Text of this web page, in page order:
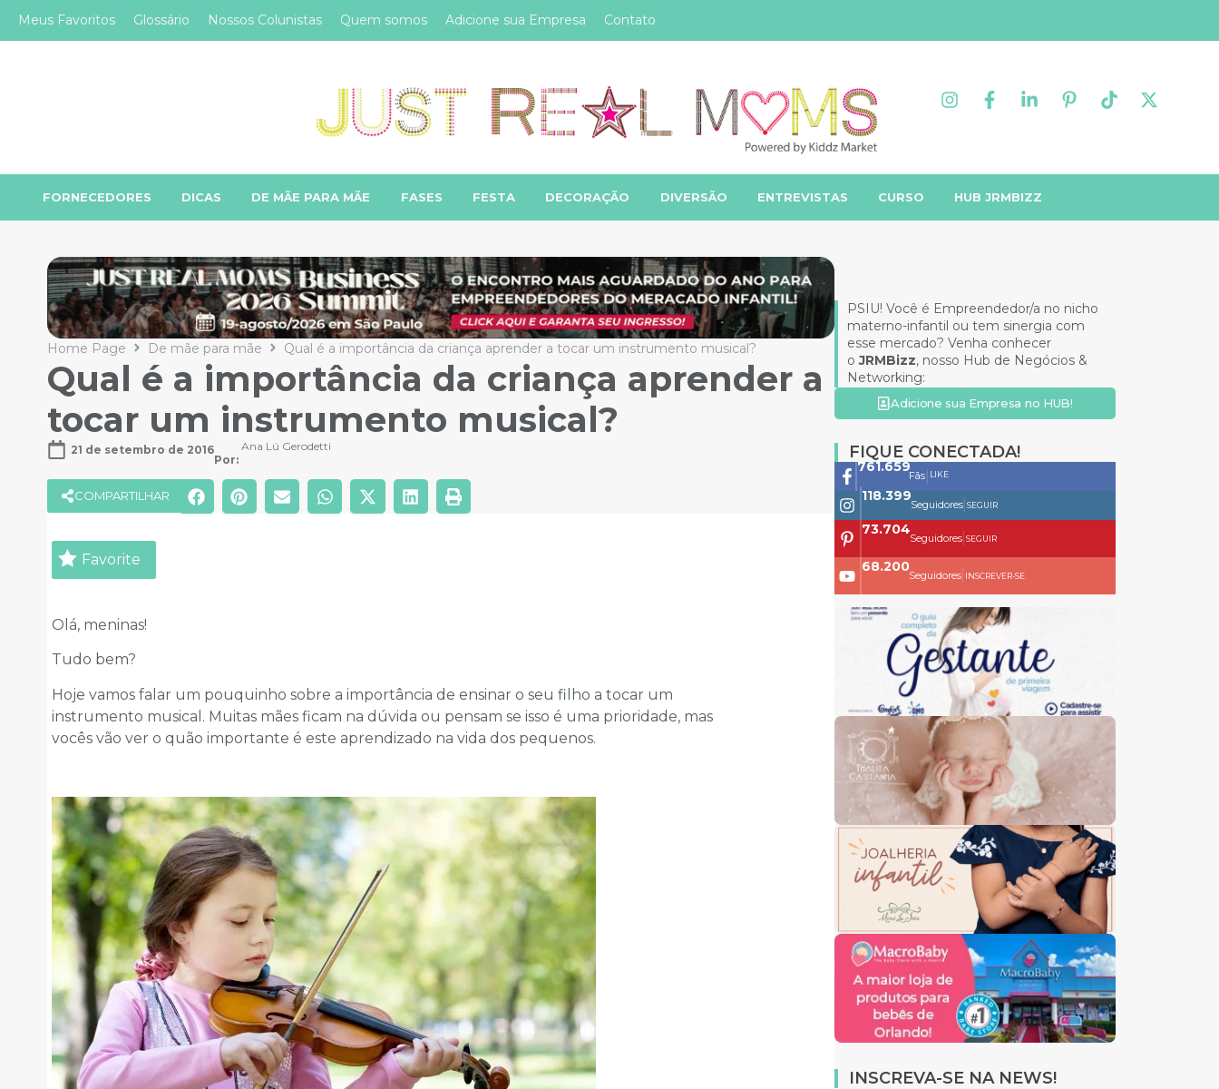
Meus Favoritos Glossário Nossos Colunistas Quem somos Adicione sua Empresa Contato
FORNECEDORES DICAS DE MÃE PARA MÃE FASES FESTA DECORAÇÃO DIVERSÃO ENTREVISTAS CURSO HUB JRMBIZZ
Home Page De mãe para mãe Qual é a importância da criança aprender a tocar um instrumento musical?
Qual é a importância da criança aprender a
tocar um instrumento musical?
21 de setembro de 2016
Por:
Ana Lú Gerodetti
COMPARTILHAR
Favorite
Olá, meninas!
Tudo bem?
Hoje vamos falar um pouquinho sobre a importância de ensinar o seu filho a tocar um
instrumento musical. Muitas mães ficam na dúvida ou pensam se isso é uma prioridade, mas
vocês vão ver o quão importante é este aprendizado na vida dos pequenos.
PSIU! Você é Empreendedor/a no nicho
materno-infantil ou tem sinergia com
esse mercado? Venha conhecer
oJRMBizz, nosso Hub de Negócios &
Networking:
Adicione sua Empresa no HUB!
FIQUE CONECTADA!
761.659
Fãs LIKE
118.399
Seguidores| SEGUIR
73.704
Seguidores| SEGUIR
68.200
Seguidores| INSCREVER-SE
INSCREVA-SE NA NEWS!